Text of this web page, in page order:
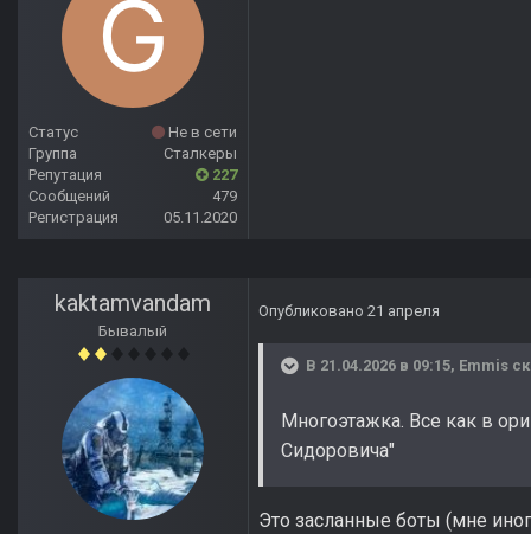
Статус
Не в сети
Группа
Сталкеры
Репутация
227
Сообщений
479
Регистрация
05.11.2020
kaktamvandam
Бывалый
Опубликовано 21 апреля
В 21.04.2026 в 09:15, Emmis
Многоэтажка. Все как в
Сидоровича"
Это засланные боты (мне